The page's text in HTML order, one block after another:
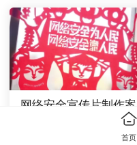
首页
网络安全宣传片制作案